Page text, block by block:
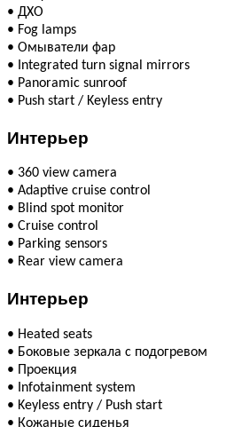
• ДХО
• Fog lamps
• Омыватели фар
•
Integrated turn signal mirrors
• Panoramic sunroof
• Push start / Keyless entry
Интерьер
• 360 view camera
• Adaptive cruise control
• Blind spot monitor
• Cruise control
• Parking sensors
• Rear view camera
Интерьер
• Heated seats
• Боковые зеркала с подогревом
• Проекция
•
Infotainment system
• Keyless entry / Push start
• Кожаные сиденья